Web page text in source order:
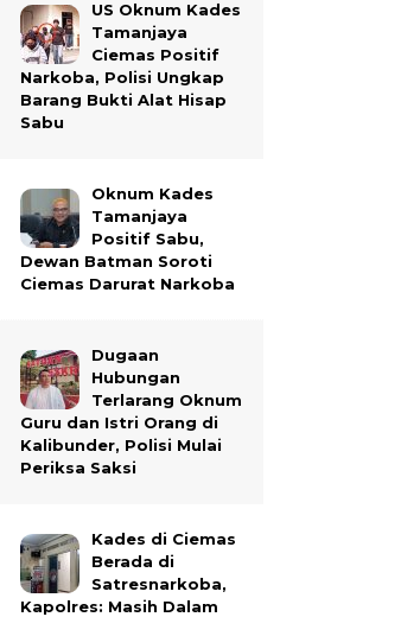
US Oknum Kades
Tamanjaya
Ciemas Positif
Narkoba, Polisi Ungkap
Barang Bukti Alat Hisap
Sabu
Oknum Kades
Tamanjaya
Positif Sabu,
Dewan Batman Soroti
Ciemas Darurat Narkoba
Dugaan
Hubungan
Terlarang Oknum
Guru dan Istri Orang di
Kalibunder, Polisi Mulai
Periksa Saksi
Kades di Ciemas
Berada di
Satresnarkoba,
Kapolres: Masih Dalam